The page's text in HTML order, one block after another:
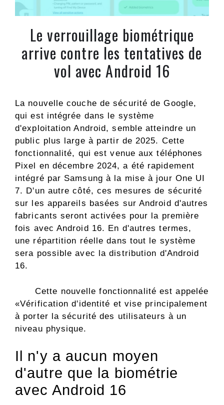
Le verrouillage biométrique
arrive contre les tentatives de
vol avec Android 16
La nouvelle couche de sécurité de Google,
qui est intégrée dans le système
d'exploitation Android, semble atteindre un
public plus large à partir de 2025. Cette
fonctionnalité, qui est venue aux téléphones
Pixel en décembre 2024, a été rapidement
intégré par Samsung à la mise à jour One UI
7. D'un autre côté, ces mesures de sécurité
sur les appareils basées sur Android d'autres
fabricants seront activées pour la première
fois avec Android 16. En d'autres termes,
une répartition réelle dans tout le système
sera possible avec la distribution d'Android
16.
Cette nouvelle fonctionnalité est appelée
«Vérification d'identité et vise principalement
à porter la sécurité des utilisateurs à un
niveau physique.
Il n'y a aucun moyen
d'autre que la biométrie
avec Android 16